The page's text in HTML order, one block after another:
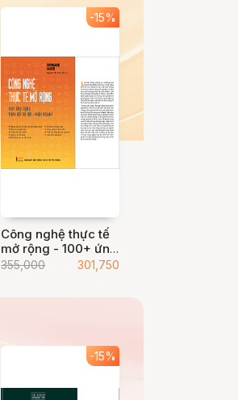
-15%
Công nghệ thực tế
mở rộng - 100+ ứng
dụng thay đổi xã
355,000 301,750
-15%